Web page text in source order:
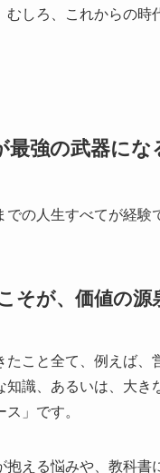
しろ、これからの
強の武器にな
での人生すべてが経
そが、価値の源
こと全て、例えば
識、あるいは、大
」です。
える悩みや、教科